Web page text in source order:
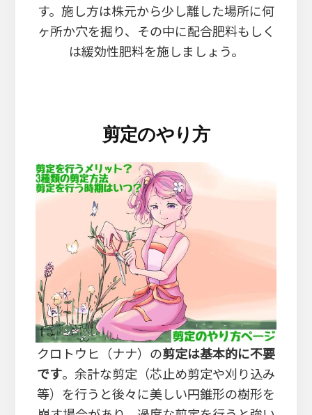
す。施し方は株元から少し離した場所に何
ヶ所か穴を掘り、その中に配合肥料もしく
は緩効性肥料を施しましょう。
剪定のやり方
クロトウヒ（ナナ）の剪定は基本的に不要
です。余計な剪定（芯止め剪定や刈り込み
等）を行うと後々に美しい円錐形の樹形を